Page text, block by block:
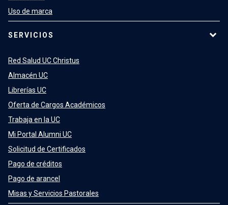
Uso de marca
SERVICIOS
Red Salud UC Christus
Almacén UC
Librerías UC
Oferta de Cargos Académicos
Trabaja en la UC
Mi Portal Alumni UC
Solicitud de Certificados
Pago de créditos
Pago de arancel
Misas y Servicios Pastorales